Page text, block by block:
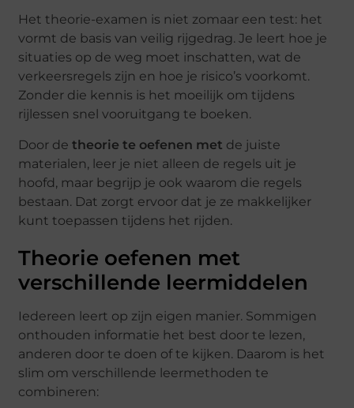
Het theorie-examen is niet zomaar een test: het
vormt de basis van veilig rijgedrag. Je leert hoe je
situaties op de weg moet inschatten, wat de
verkeersregels zijn en hoe je risico’s voorkomt.
Zonder die kennis is het moeilijk om tijdens
rijlessen snel vooruitgang te boeken.
Door detheorie te oefenen met de juiste
materialen, leer je niet alleen de regels uit je
hoofd, maar begrijp je ook waarom die regels
bestaan. Dat zorgt ervoor dat je ze makkelijker
kunt toepassen tijdens het rijden.
Theorie oefenen met
verschillende leermiddelen
Iedereen leert op zijn eigen manier. Sommigen
onthouden informatie het best door te lezen,
anderen door te doen of te kijken. Daarom is het
slim om verschillende leermethoden te
combineren: